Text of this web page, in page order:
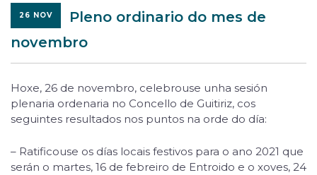
26 NOV
Pleno ordinario do mes de
novembro
Hoxe, 26 de novembro, celebrouse unha sesión
plenaria ordenaria no Concello de Guitiriz, cos
seguintes resultados nos puntos na orde do día:
– Ratificouse os días locais festivos para o ano 2021 que
serán o martes, 16 de febreiro de Entroido e o xoves, 24